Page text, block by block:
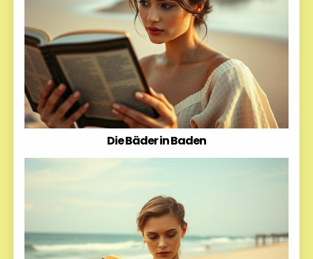
Die Bäder in Baden